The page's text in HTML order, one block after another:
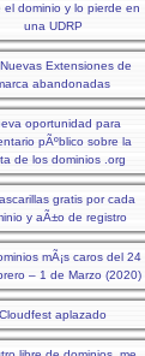
el dominio y lo pierde en
una UDRP
Extensiones de
abandonadas
oportunidad para
pÃºblico sobre la
de los dominios .org
gratis por cada
y aÃ±o de registro
mÃ¡s caros del 24
– 1 de Marzo (2020)
Cloudfest aplazado